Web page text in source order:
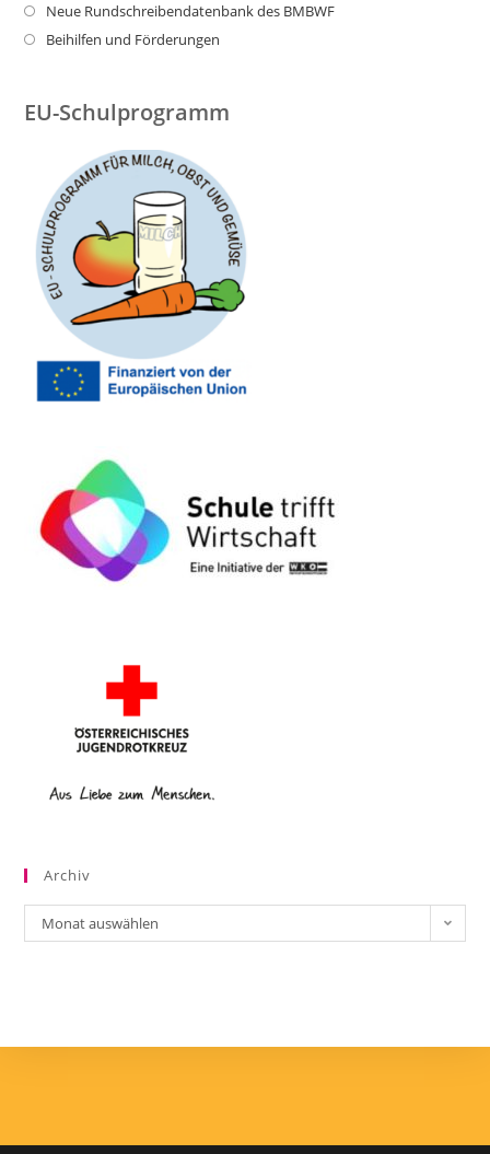
Neue Rundschreibendatenbank des BMBWF
Beihilfen und Förderungen
EU-Schulprogramm
Archiv
Monat auswählen